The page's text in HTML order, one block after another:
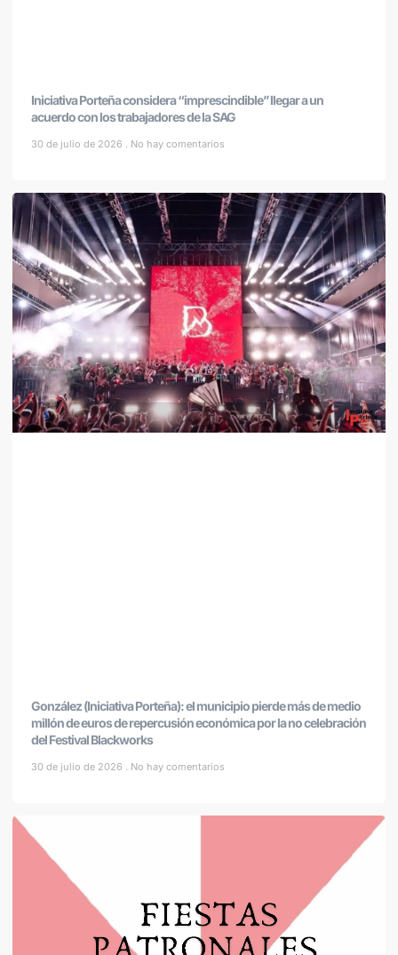
Iniciativa Porteña considera “imprescindible” llegar a un
acuerdo con los trabajadores de la SAG
30 de julio de 2026 No hay comentarios
González (Iniciativa Porteña): el municipio pierde más de medio
millón de euros de repercusión económica por la no celebración
del Festival Blackworks
30 de julio de 2026 No hay comentarios